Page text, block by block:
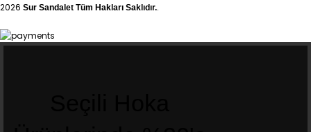
2026 Sur Sandalet Tüm Hakları Saklıdır..